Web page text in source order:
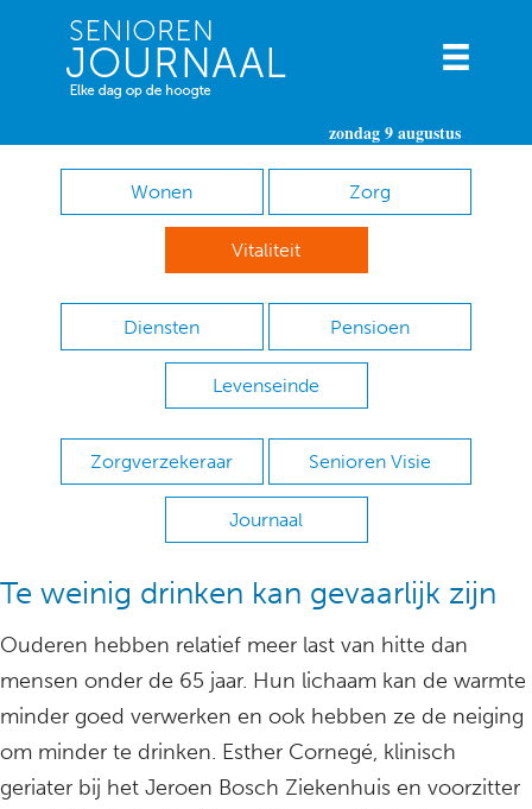
zondag 9 augustus
Wonen Zorg
Vitaliteit
Diensten Pensioen
Levenseinde
Zorgverzekeraar Senioren Visie
Journaal
Te weinig drinken kan gevaarlijk zijn
Ouderen hebben relatief meer last van hitte dan
mensen onder de 65 jaar. Hun lichaam kan de warmte
minder goed verwerken en ook hebben ze de neiging
om minder te drinken. Esther Cornegé, klinisch
geriater bij het Jeroen Bosch Ziekenhuis en voorzitter